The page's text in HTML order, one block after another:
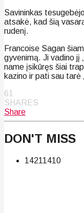
Savininkas
atsakė, kad šią
rudenį.
Francoise Sagan
gyvenimą. Ji vadino jį
name įsikūręs šiai
kazino ir pati sau tarė
61
SHARES
Share
DON'T MISS
14211410